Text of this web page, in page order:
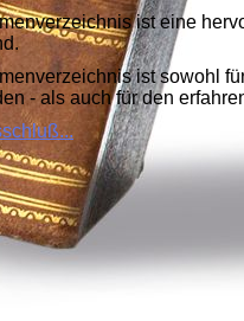
ist eine
ist sowohl
- als auch für den